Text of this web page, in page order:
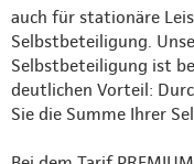
auch für stationäre
Selbstbeteiligung.
Selbstbeteiligung ist
deutlichen Vorteil:
Sie die Summe Ihrer